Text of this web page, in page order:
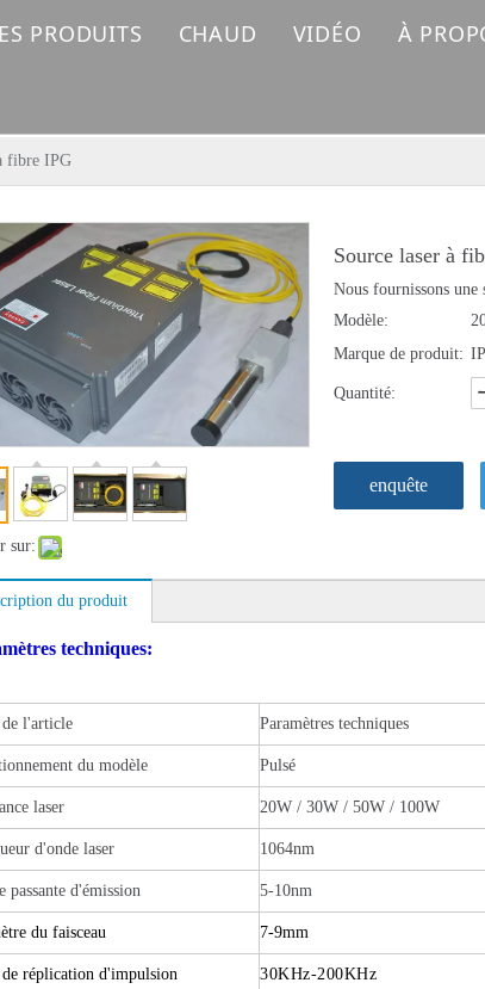
PRODUITS
MACHINE DE MARQUAGE LASER UV
MACHINE À SOUDER AU LASER
MACHINE DE NETTOYAGE AU LASER
MACHINE DE COUPE AU LASER FIBRE
PIÈCES DE RECHANGE LASER
CHAUD VIDÉO À
fibre IPG
sur:
Source laser à
Nous fournissons une
Modèle:
Marque de produit:
Quantité:
enquête
du produit
techniques:
l'article Paramètres techniques
du modèle Pulsé
laser 20W / 30W / 50W / 100W
d'onde laser 1064nm
passante d'émission 5-10nm
du faisceau 7-9mm
réplication d'impulsion 30KHz-200KHz